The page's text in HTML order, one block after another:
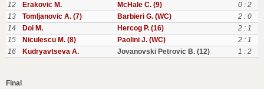
12
Erakovic M. McHale C. (9)
0 : 2
13
Tomljanovic A. (7) Barbieri G. (WC)
2 : 0
14
Doi M. Hercog P. (16)
2 : 1
15
Niculescu M. (8) Paolini J. (WC)
2 : 1
16
Kudryavtseva A. Jovanovski Petrovic B. (12) 1 : 2
Final